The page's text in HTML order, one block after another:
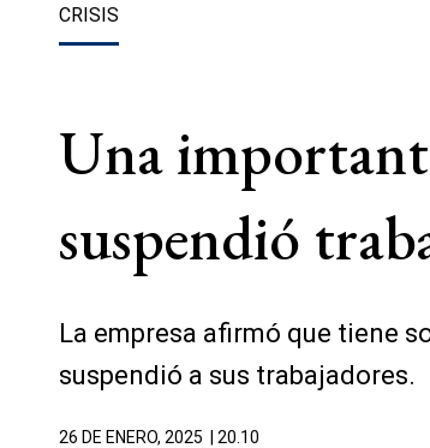
CRISIS
Una
suspendió
La empresa afirmó que tiene
suspendió a sus trabajadores.
26 DE ENERO, 2025 | 20.10